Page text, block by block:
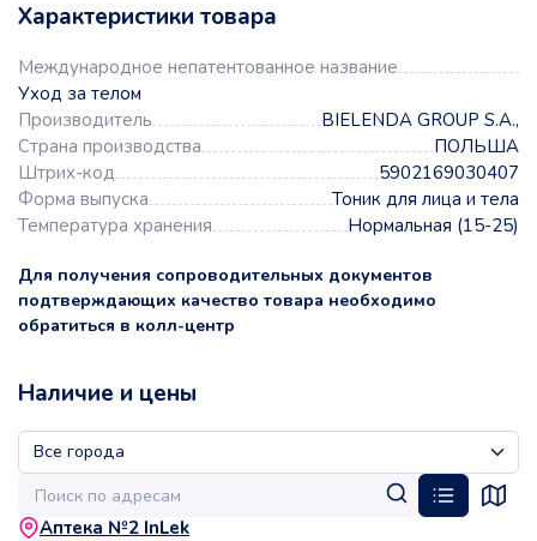
Характеристики товара
Международное непатентованное название
Уход за телом
Производитель
BIELENDA GROUP S.A.,
Страна производства
ПОЛЬША
Штрих-код
5902169030407
Форма выпуска
Тоник для лица и тела
Температура хранения
Нормальная (15-25)
Для получения сопроводительных документов
подтверждающих качество товара необходимо
обратиться в колл-центр
Наличие и цены
Аптека №2 InLek